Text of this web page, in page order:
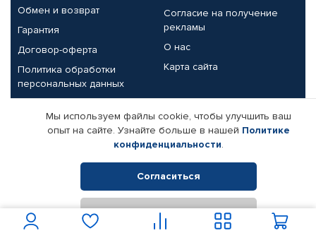
Обмен и возврат
Гарантия
Договор-оферта
Политика обработки
персональных данных
Согласие на получение
рекламы
О нас
Карта сайта
Партнерам
Корпоративным клиентам
Поставщикам
Реквизиты компании
© КАМАЗ ЦЕНТР ДОНЕЦК, 2015-2026. Все права защищены.
Интернет-магазин автомобильных товаров Автопрофи.
Мы используем файлы cookie, чтобы улучшить ваш
опыт на сайте. Узнайте больше в нашей Политике
конфиденциальности.
Согласиться
Отклонить